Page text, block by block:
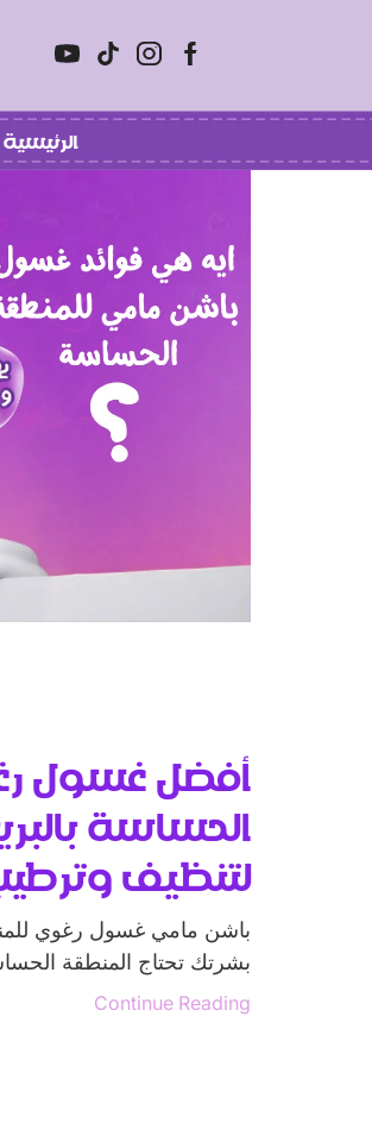
الرئيسية
أفضل غسول
الحساسة
لتنظيف
باشن مامي غسول رغوي
بشرتك تحتاج المنطقة
Continue Reading